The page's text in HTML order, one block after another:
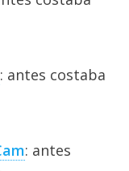
: antes costaba
: antes